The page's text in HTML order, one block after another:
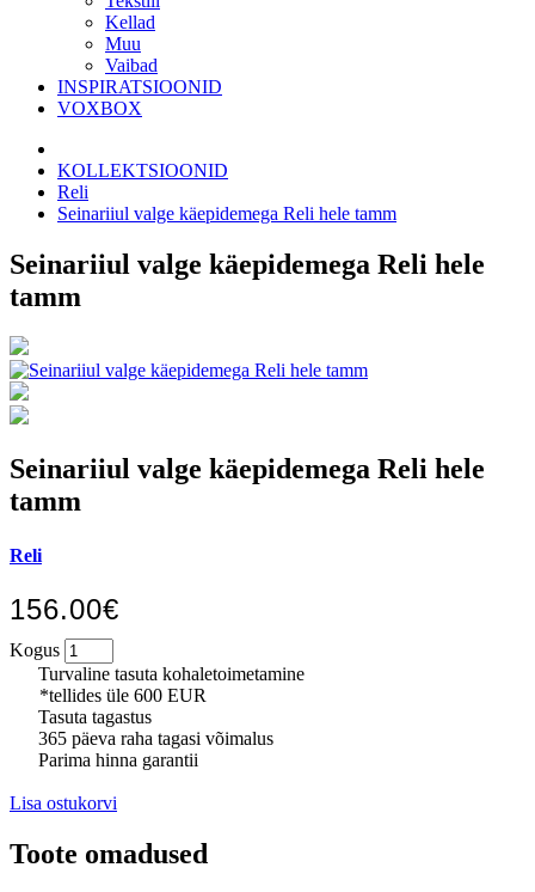
Kellad
Muu
Vaibad
INSPIRATSIOONID
VOXBOX
KOLLEKTSIOONID
Reli
Seinariiul valge käepidemega Reli hele tamm
Seinariiul valge käepidemega Reli hele
tamm
Seinariiul valge käepidemega Reli hele
tamm
Reli
156.00€
Kogus
Turvaline tasuta kohaletoimetamine
*tellides üle 600 EUR
Tasuta tagastus
365 päeva raha tagasi võimalus
Parima hinna garantii
Lisa ostukorvi
Toote omadused